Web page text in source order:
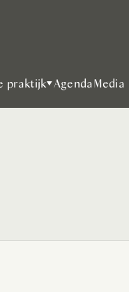
praktijk▾Agenda Media